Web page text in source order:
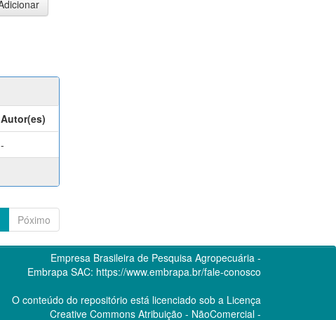
Autor(es)
-
Póximo
Empresa Brasileira de Pesquisa Agropecuária -
Embrapa SAC: https://www.embrapa.br/fale-conosco
O conteúdo do repositório está licenciado sob a Licença
Creative CommonsAtribuição - NãoComercial -